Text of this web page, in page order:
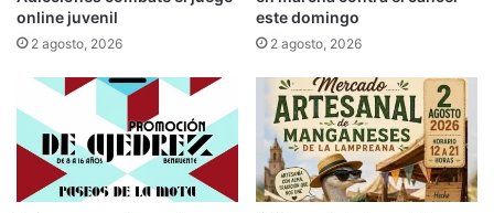
online juvenil
2 agosto, 2026
este domingo
2 agosto, 2026